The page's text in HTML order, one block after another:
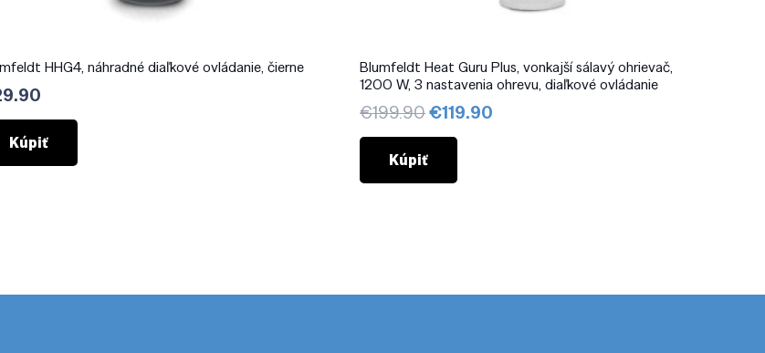
HHG4, náhradné diaľkové ovládanie, čierne
Kúpiť
Blumfeldt Heat Guru Plus, vonkajší sálavý ohrievač,
1200 W, 3 nastavenia ohrevu, diaľkové ovládanie
€199.90Pôvodná
cena
€199.90.
€119.90
Kúpiť